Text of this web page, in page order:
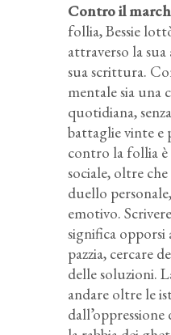
Contro il
follia, Bessie
attraverso la
sua scrittura.
mentale sia una
quotidiana,
battaglie vinte e
contro la follia
sociale, oltre
duello
emotivo.
significa
pazzia, cercare
delle soluzioni.
andare oltre le